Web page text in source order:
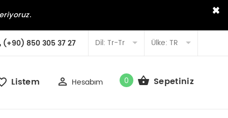
×
(+90) 850 305 37 27 Dil: Tr-Tr Ülke: TR
Listem Hesabım 0 Sepetiniz